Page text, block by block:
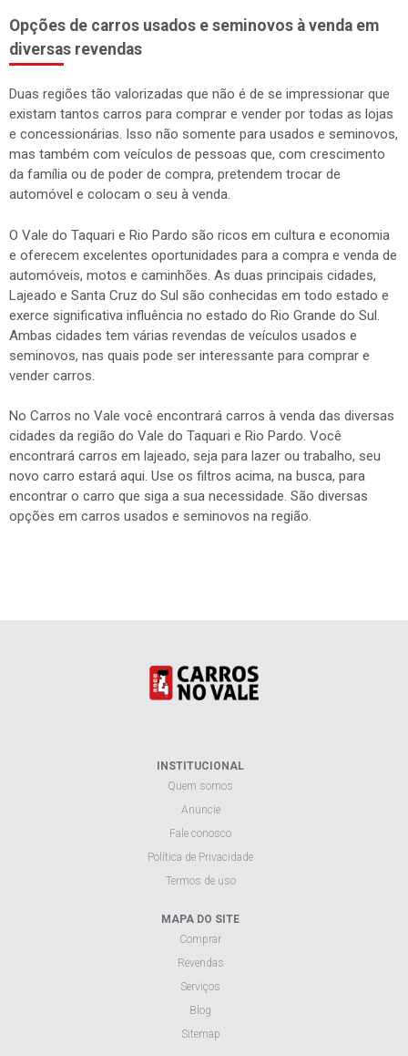
Opções de carros usados e seminovos à venda em
diversas revendas
Duas regiões tão valorizadas que não é de se impressionar que
existam tantos carros para comprar e vender por todas as lojas
e concessionárias. Isso não somente para usados e seminovos,
mas também com veículos de pessoas que, com crescimento
da família ou de poder de compra, pretendem trocar de
automóvel e colocam o seu à venda.
O Vale do Taquari e Rio Pardo são ricos em cultura e economia
e oferecem excelentes oportunidades para a compra e venda de
automóveis, motos e caminhões. As duas principais cidades,
Lajeado e Santa Cruz do Sul são conhecidas em todo estado e
exerce significativa influência no estado do Rio Grande do Sul.
Ambas cidades tem várias revendas de veículos usados e
seminovos, nas quais pode ser interessante para comprar e
vender carros.
No Carros no Vale você encontrará carros à venda das diversas
cidades da região do Vale do Taquari e Rio Pardo. Você
encontrará carros em lajeado, seja para lazer ou trabalho, seu
novo carro estará aqui. Use os filtros acima, na busca, para
encontrar o carro que siga a sua necessidade. São diversas
opções em carros usados e seminovos na região.
INSTITUCIONAL
Quem somos
Anuncie
Fale conosco
Política de Privacidade
Termos de uso
MAPA DO SITE
Comprar
Revendas
Serviços
Blog
Sitemap